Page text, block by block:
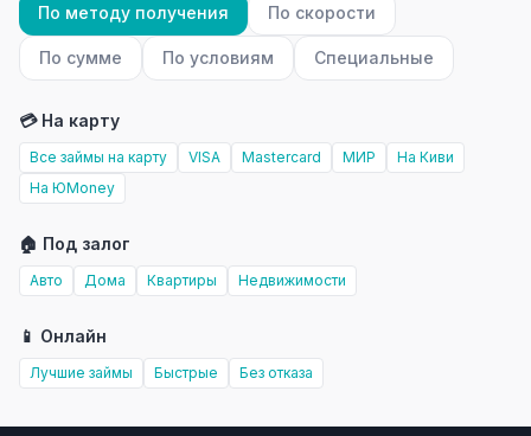
По методу получения По скорости
По сумме По условиям Специальные
💳 На карту
Все займы на карту VISA Mastercard МИР
На Киви
На ЮMoney
🏠 Под залог
Авто Дома Квартиры Недвижимости
📱 Онлайн
Лучшие займы Быстрые Без отказа